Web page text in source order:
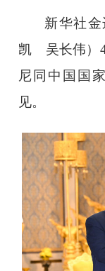
新华社
凯 吴长伟）4
尼同中国国
见。